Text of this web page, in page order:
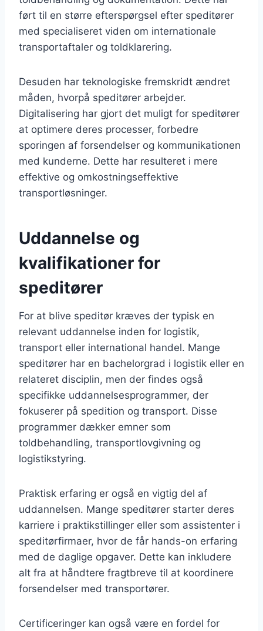
ført til en større efterspørgsel efter speditører
med specialiseret viden om internationale
transportaftaler og toldklarering.
Desuden har teknologiske fremskridt ændret
måden, hvorpå speditører arbejder.
Digitalisering har gjort det muligt for speditører
at optimere deres processer, forbedre
sporingen af forsendelser og kommunikationen
med kunderne. Dette har resulteret i mere
effektive og omkostningseffektive
transportløsninger.
Uddannelse og
kvalifikationer for
speditører
For at blive speditør kræves der typisk en
relevant uddannelse inden for logistik,
transport eller international handel. Mange
speditører har en bachelorgrad i logistik eller en
relateret disciplin, men der findes også
specifikke uddannelsesprogrammer, der
fokuserer på spedition og transport. Disse
programmer dækker emner som
toldbehandling, transportlovgivning og
logistikstyring.
Praktisk erfaring er også en vigtig del af
uddannelsen. Mange speditører starter deres
karriere i praktikstillinger eller som assistenter i
speditørfirmaer, hvor de får hands-on erfaring
med de daglige opgaver. Dette kan inkludere
alt fra at håndtere fragtbreve til at koordinere
forsendelser med transportører.
Certificeringer kan også være en fordel for